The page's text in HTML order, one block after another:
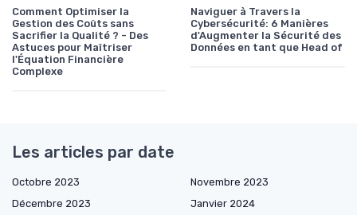
Comment Optimiser la
Gestion des Coûts sans
Sacrifier la Qualité ? - Des
Astuces pour Maîtriser
l'Équation Financière
Complexe
Naviguer à Travers la
Cybersécurité: 6 Manières
d'Augmenter la Sécurité des
Données en tant que Head of
Les articles par date
Octobre 2023
Novembre 2023
Décembre 2023
Janvier 2024